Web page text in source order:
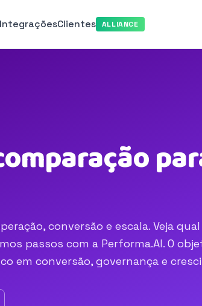
Clientes ALLIANCE
conversão e escala. Veja
passos com a Performa.AI. O
em conversão, governança e